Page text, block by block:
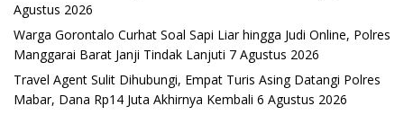
Agustus 2026
Warga Gorontalo Curhat Soal Sapi Liar hingga Judi Online, Polres
Manggarai Barat Janji Tindak Lanjuti 7 Agustus 2026
Travel Agent Sulit Dihubungi, Empat Turis Asing Datangi Polres
Mabar, Dana Rp14 Juta Akhirnya Kembali 6 Agustus 2026